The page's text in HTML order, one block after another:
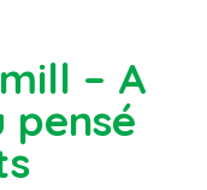
– A
pensé